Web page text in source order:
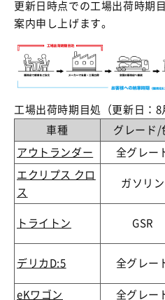
更新日時点での工場出荷時期
案内申し上げます。
工場出荷時期目処（更新日：8
車種
グレード/
アウトランダー 全グレー
エクリプス クロ
ス
ガソリン
トライトン GSR
デリカD:5 全グレー
eKワゴン 全グレー